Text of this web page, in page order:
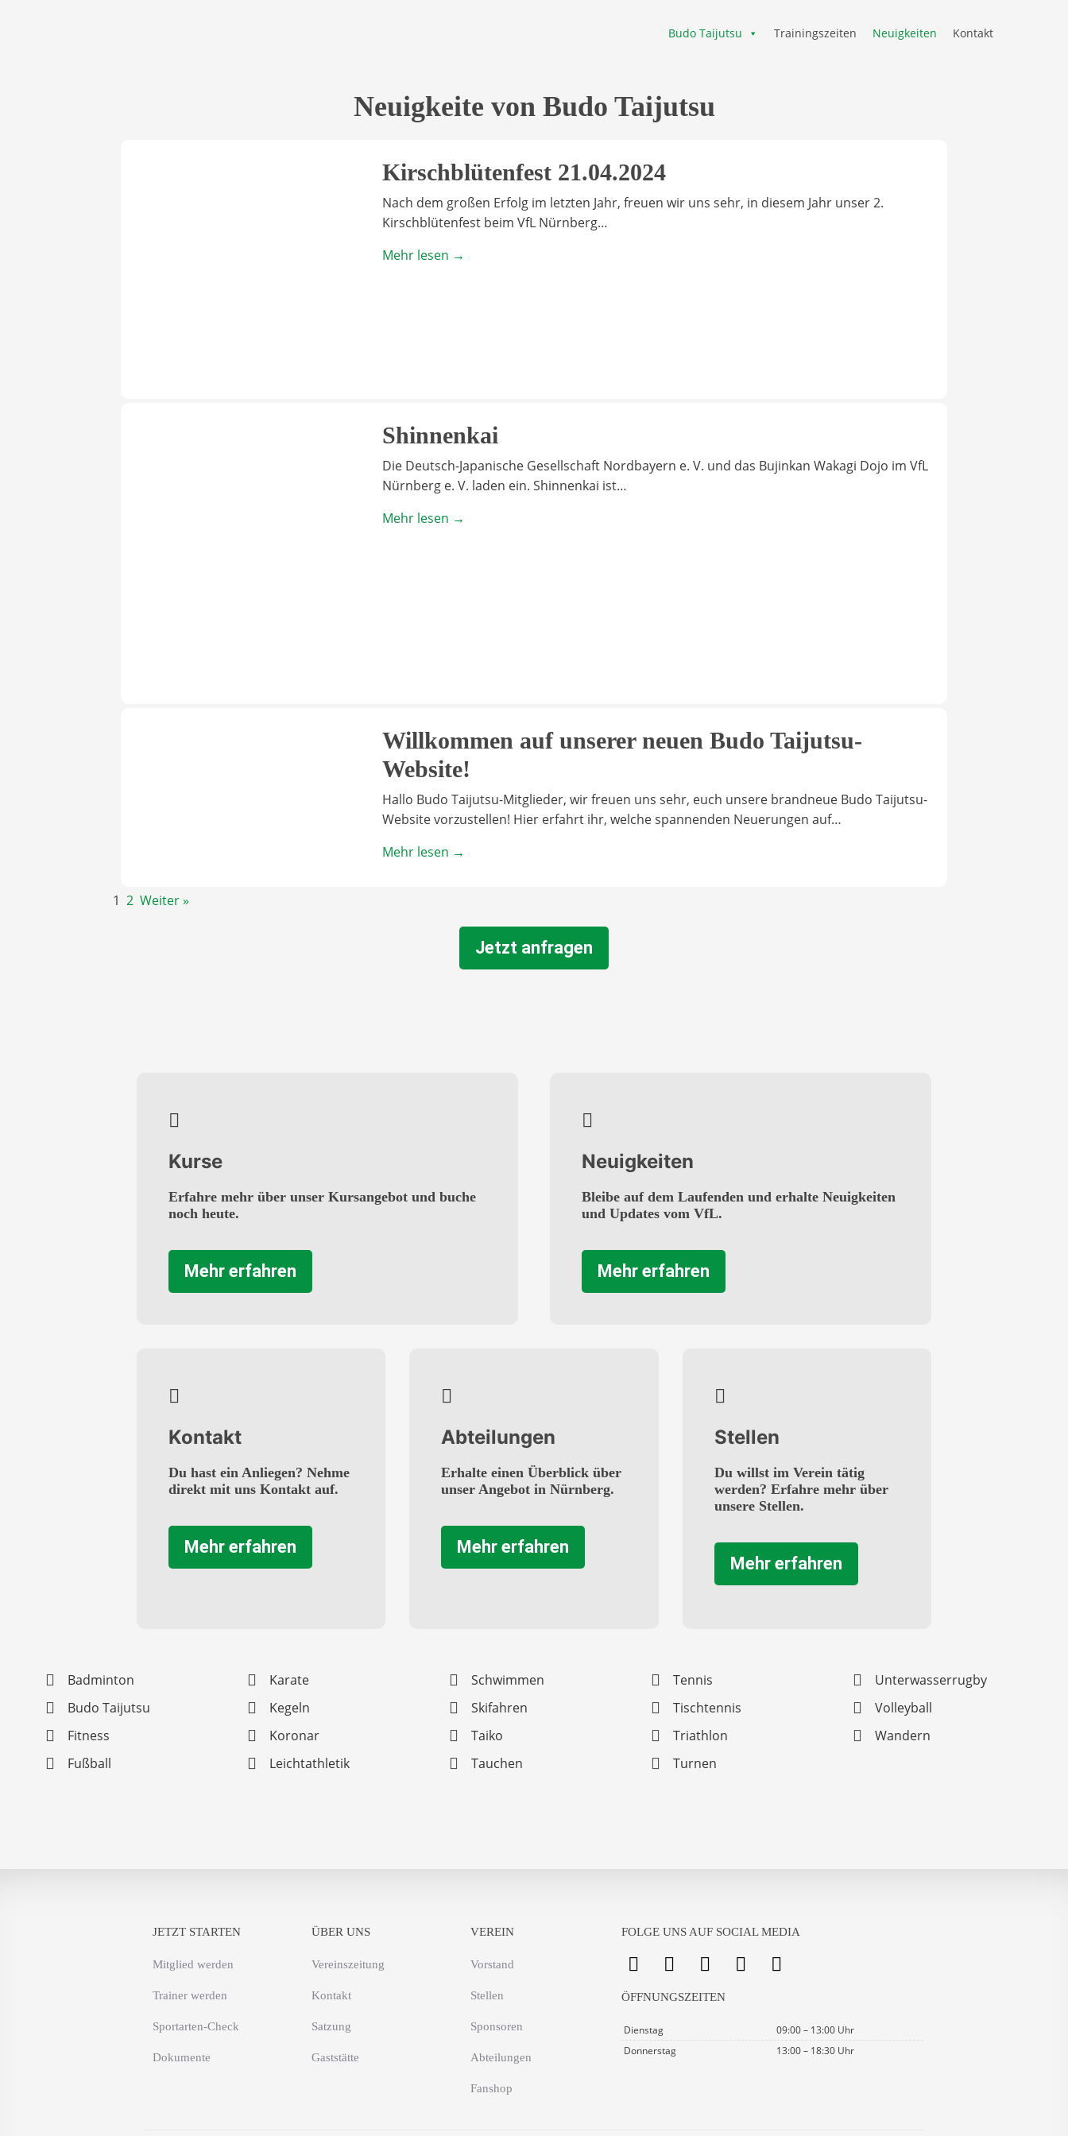
Budo Taijutsu Trainingszeiten Neuigkeiten Kontakt
Neuigkeite von Budo Taijutsu
Kirschblütenfest 21.04.2024
Nach dem großen Erfolg im letzten Jahr, freuen wir uns sehr, in diesem Jahr unser 2.
Kirschblütenfest beim VfL Nürnberg…
Mehr lesen →
Shinnenkai
Die Deutsch-Japanische Gesellschaft Nordbayern e. V. und das Bujinkan Wakagi Dojo im VfL
Nürnberg e. V. laden ein. Shinnenkai ist…
Mehr lesen →
Willkommen auf unserer neuen Budo Taijutsu-
Website!
Hallo Budo Taijutsu-Mitglieder, wir freuen uns sehr, euch unsere brandneue Budo Taijutsu-
Website vorzustellen! Hier erfahrt ihr, welche spannenden Neuerungen auf…
Mehr lesen →
1 2 Weiter »
Jetzt anfragen
Kurse
Erfahre mehr über unser Kursangebot und buche
noch heute.
Mehr erfahren
Neuigkeiten
Bleibe auf dem Laufenden und erhalte Neuigkeiten
und Updates vom VfL.
Mehr erfahren
Kontakt
Du hast ein Anliegen? Nehme
direkt mit uns Kontakt auf.
Mehr erfahren
Abteilungen
Erhalte einen Überblick über
unser Angebot in Nürnberg.
Mehr erfahren
Stellen
Du willst im Verein tätig
werden? Erfahre mehr über
unsere Stellen.
Mehr erfahren
Badminton
Budo Taijutsu
Fitness
Fußball
Karate
Kegeln
Koronar
Leichtathletik
Schwimmen
Skifahren
Taiko
Tauchen
Tennis
Tischtennis
Triathlon
Turnen
Unterwasserrugby
Volleyball
Wandern
JETZT STARTEN
Mitglied werden
Trainer werden
Sportarten-Check
Dokumente
ÜBER UNS
Vereinszeitung
Kontakt
Satzung
Gaststätte
VEREIN
Vorstand
Stellen
Sponsoren
Abteilungen
Fanshop
FOLGE UNS AUF SOCIAL MEDIA
ÖFFNUNGSZEITEN
Dienstag
09:00 – 13:00 Uhr
Donnerstag
13:00 – 18:30 Uhr